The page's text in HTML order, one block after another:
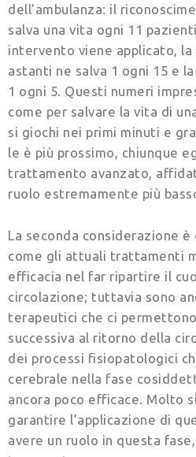
dell’ambulanza: il
salva una vita ogni 11
intervento viene applicato, la
astanti ne salva 1 ogni 15 e
1 ogni 5. Questi numeri
come per salvare la vita di
si giochi nei primi minuti e
le è più prossimo, chiunque
trattamento avanzato,
ruolo estremamente più
La seconda considerazione
come gli attuali trattamenti
efficacia nel far ripartire il
circolazione; tuttavia sono
terapeutici che ci
successiva al ritorno della
dei processi fisiopatologici
cerebrale nella fase
ancora poco efficace. Molto
garantire l’applicazione di
avere un ruolo in questa